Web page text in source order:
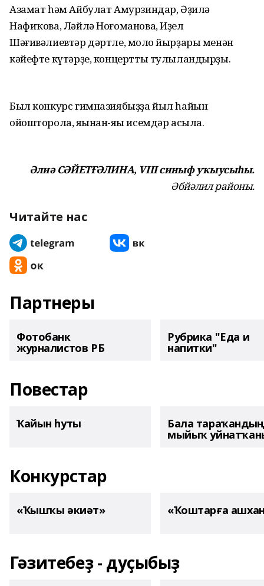
Азамат һәм Айбулат Амурзиндар, Әҙилә
Нафиҡова, Ләйлә Ноғоманова, Иҙел
Шәғивәлиевтәр дәртле, моңло йырҙары менән
кәйефте күтәрҙе, концертты тулыландыр­ҙы.
Был конкурс гимназиябыҙҙа йыл һайын
ойошторола, яңынан-яңы исемдәр асыла.
Әлиә СӘЙЕТҒӘЛИНА, VIII синыф уҡыусыһы.
Әбйәлил районы.
Читайте нас
Партнеры
Фотобанк
журналистов РБ
Рубрика "Еда и
напитки"
Повестар
Ҡайын һуты Бала тараҡандың
мыйыҡ
Конкурстар
«Ҡышҡы әкиәт» «Ҡоштарға
Гәзитебеҙ - дуҫыбыҙ